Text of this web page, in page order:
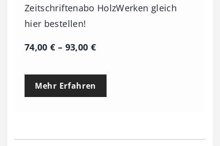
Zeitschriftenabo HolzWerken gleich
hier bestellen!
74,00€ – 93,00 €P
e
p
Mehr Erfahren